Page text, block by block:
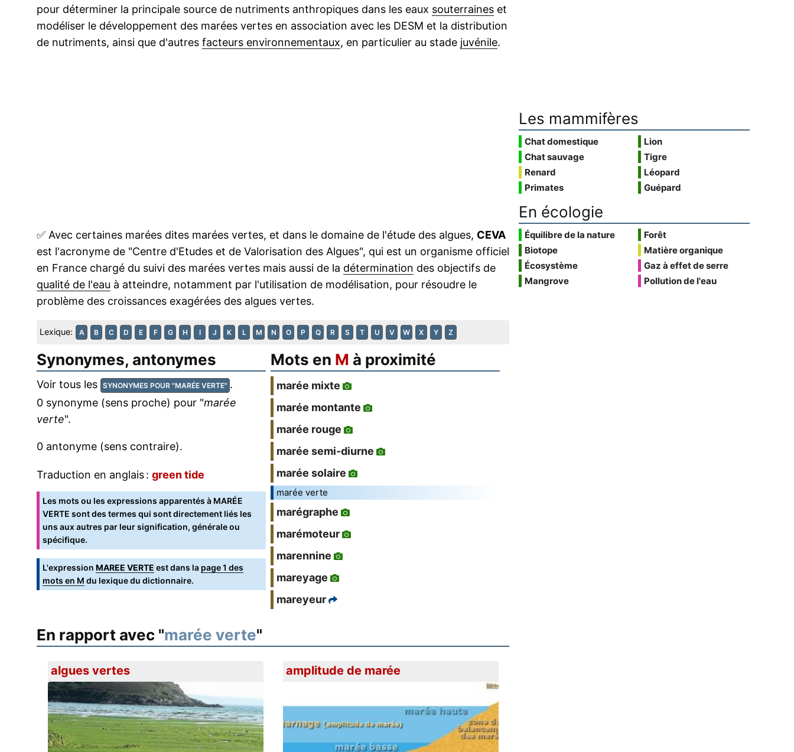
pour déterminer la principale source de nutriments anthropiques dans les eaux souterraines et
modéliser le développement des marées vertes en association avec les DESM et la distribution
de nutriments, ainsi que d'autres facteurs environnementaux, en particulier au stade juvénile.
✅ Avec certaines marées dites marées vertes, et dans le domaine de l'étude des algues, CEVA
est l'acronyme de "Centre d'Etudes et de Valorisation des Algues", qui est un organisme officiel
en France chargé du suivi des marées vertes mais aussi de la détermination des objectifs de
qualité de l'eau à atteindre, notamment par l'utilisation de modélisation, pour résoudre le
problème des croissances exagérées des algues vertes.
Lexique: A B C D E F G H I J K L M N O P Q R S T U V W X Y Z
Synonymes, antonymes
Voir tous les SYNONYMES POUR "MARÉE VERTE" .
0 synonyme (sens proche) pour "marée
verte".
0 antonyme (sens contraire).
Traduction en anglais : green tide
Les mots ou les expressions apparentés à MARÉE
VERTE sont des termes qui sont directement liés les
uns aux autres par leur signification, générale ou
spécifique.
L'expression MAREE VERTE est dans la page 1 des
mots en M du lexique du dictionnaire.
Mots en M à proximité
marée mixte
marée montante
marée rouge
marée semi-diurne
marée solaire
marée verte
marégraphe
marémoteur
marennine
mareyage
mareyeur
En rapport avec "marée verte"
algues vertes amplitude de marée
Les mammifères
Chat domestique
Chat sauvage
Renard
Primates
Lion
Tigre
Léopard
Guépard
En écologie
Équilibre de la nature
Biotope
Écosystème
Mangrove
Forêt
Matière organique
Gaz à effet de serre
Pollution de l'eau